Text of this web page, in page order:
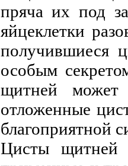
пряча их под
яйцеклетки
получившиеся
особым
щитнeй может
отложенные
благоприятной
Цисты щитнeй